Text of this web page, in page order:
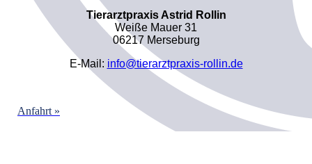
Tierarztpraxis Astrid Rollin
Weiße Mauer 31
06217 Merseburg
E-Mail: info@tierarztpraxis-rollin.de
Anfahrt »